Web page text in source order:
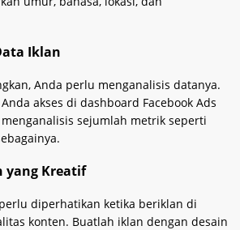
Iklan
Anda perlu menganalisis datanya.
akses di dashboard Facebook Ads
sejumlah metrik seperti
yang Kreatif
diperhatikan ketika beriklan di
konten. Buatlah iklan dengan desain